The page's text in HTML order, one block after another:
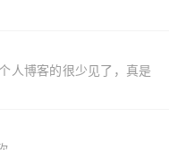
人博客的很少见了，真是